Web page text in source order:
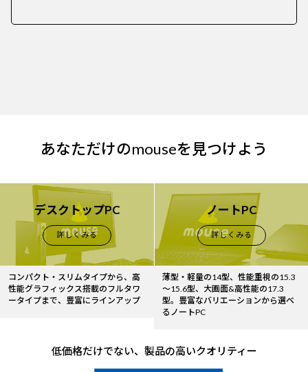
あなただけのmouseを見つけよう
デスクトップPC
詳しくみる
コンパクト・スリムタイプから、高
性能グラフィックス搭載のフルタワ
ータイプまで、豊富にラインアップ
ノートPC
詳しくみる
薄型・軽量の14型、性能重視の15.3
～15.6型、大画面&高性能の17.3
型。豊富なバリエーションから選べ
るノートPC
低価格だけでない、製品の高いクオリティー